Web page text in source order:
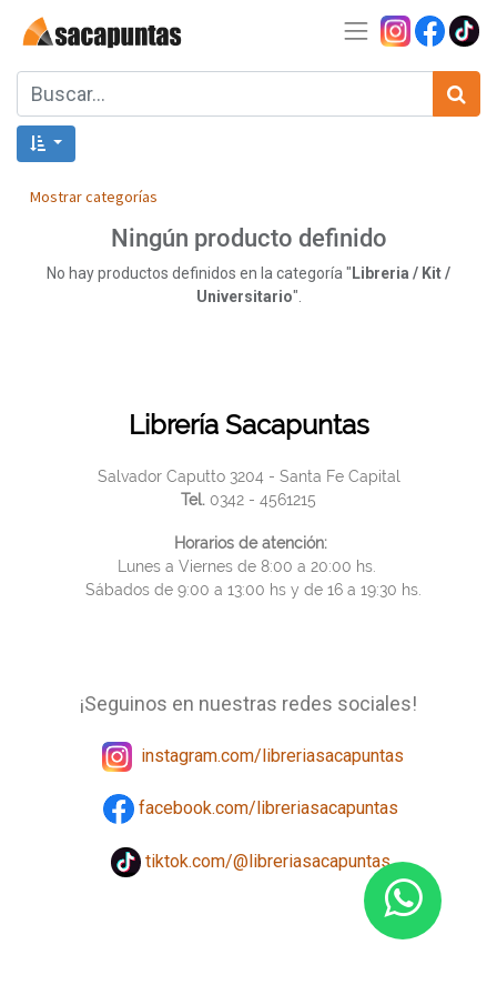
Mostrar categorías
Ningún producto definido
No hay productos definidos en la categoría " Libreria / Kit /
Universitario".
Librería Sacapuntas
Salvador Caputto 3204 - Santa Fe Capital
Tel. 0342 - 4561215
Horarios de atención:
Lunes a Viernes de 8:00 a 20:00 hs.
Sábados de 9:00 a 13:00 hs y de 16 a 19:30 hs.
¡Seguinos en nuestras redes sociales!
instagram.com/libreriasacapuntas
facebook.com/libreriasacapuntas
tiktok.com/@libreriasacapuntas